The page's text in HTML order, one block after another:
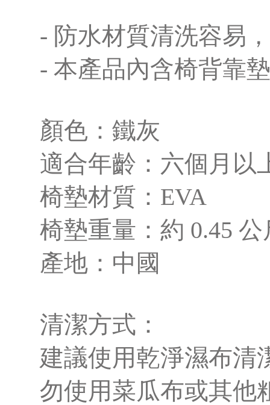
- 防水材質清洗容易
- 本產品內含椅背靠
顏色：鐵灰
適合年齡：六個月以
椅墊材質：EVA
椅墊重量：約 0.45 公
產地：中國
清潔方式：
建議使用乾淨濕布清
勿使用菜瓜布或其他